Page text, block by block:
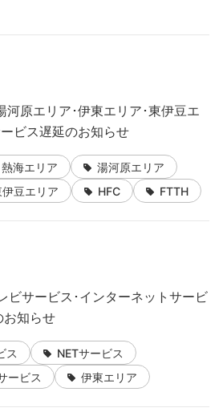
原エリア･伊東エリア･東伊豆エ
ビス遅延のお知らせ
熱海エリア
湯河原エリア
伊豆エリア HFC FTTH
ビサービス･インターネットサービ
お知らせ
ス
NETサービス
ービス
伊東エリア